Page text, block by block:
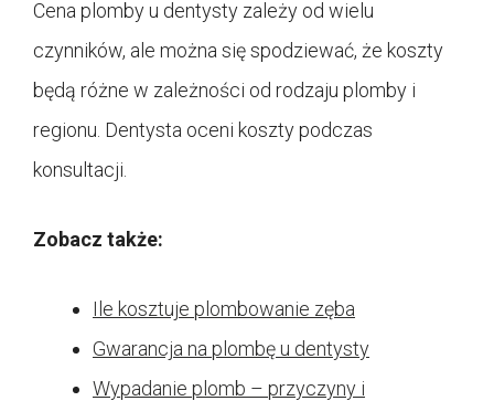
Cena plomby u dentysty zależy od wielu
czynników, ale można się spodziewać, że koszty
będą różne w zależności od rodzaju plomby i
regionu. Dentysta oceni koszty podczas
konsultacji.
Zobacz także:
Ile kosztuje plombowanie zęba
Gwarancja na plombę u dentysty
Wypadanie plomb – przyczyny i